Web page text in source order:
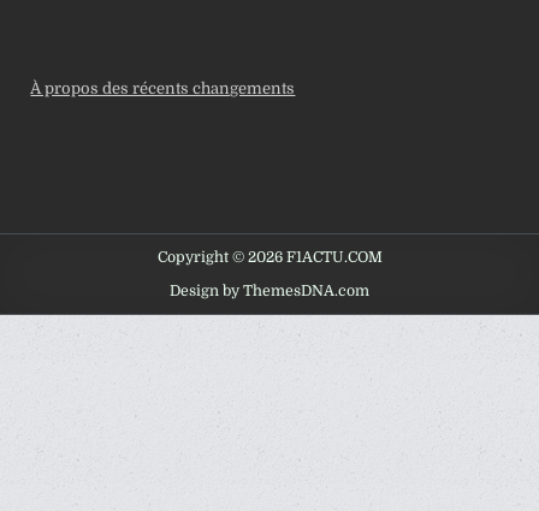
À propos des récents changements
Copyright © 2026 F1ACTU.COM
Design by ThemesDNA.com